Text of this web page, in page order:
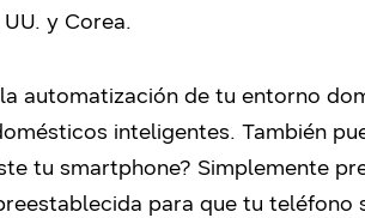
y Corea.
automatización de tu entorno
inteligentes. También
tu smartphone? Simplemente
para que tu